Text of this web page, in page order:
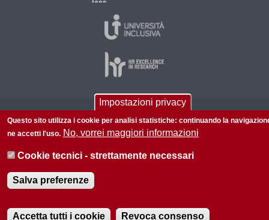
© 2026 Università di Padova - Tutti i diritti riservati
P.I. 00742430283 C.F. 80006480281
Informazioni su questo sito Privacy policy
Impostazioni privacy
Questo sito utilizza i cookie per analisi statistiche: continuando la
ne accetti l'uso. No, vorrei maggiori informazioni
Cookie tecnici - strettamente necessari
Salva preferenze
Accetta tutti i cookie Revoca consenso